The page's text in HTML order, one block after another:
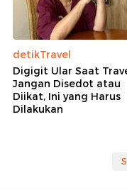
detikTravel
Digigit Ular Saat
Jangan Disedot atau
Diikat, Ini yang Harus
Dilakukan